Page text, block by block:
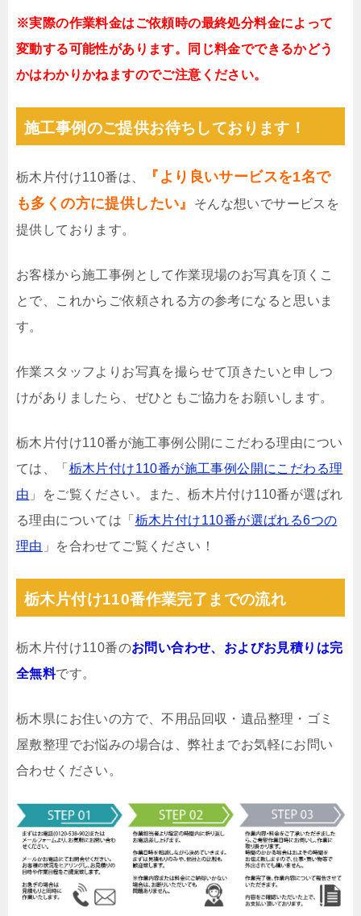
※実際の作業料金はご依頼時の最終処分料金によって
変動する可能性があります。同じ料金でできるかどう
かはわかりかねますのでご注意ください。
施工事例のご提供お待ちしております！
栃木片付け110番は、
『より良いサービスを1名で
も多くの方に提供したい』
そんな想いでサービスを
提供しております。
お客様から施工事例として作業現場のお写真を頂くこ
とで、これからご依頼される方の参考になると思いま
す。
作業スタッフよりお写真を撮らせて頂きたいと申しつ
けがありましたら、ぜひともご協力をお願いします。
栃木片付け110番が施工事例公開にこだわる理由につい
ては、「 栃木片付け110番が施工事例公開にこだわる理
由 」をご覧ください。また、栃木片付け110番が選ばれ
る理由については「 栃木片付け110番が選ばれる6つの
理由 」を合わせてご覧ください！
栃木片付け110番作業完了までの流れ
栃木片付け110番のお問い合わせ、およびお見積りは完
全無料です。
栃木県にお住いの方で、不用品回収・遺品整理・ゴミ
屋敷整理でお悩みの場合は、弊社までお気軽にお問い
合わせください。